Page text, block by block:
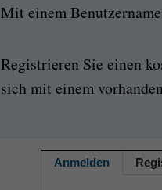
Mit einem
Registrieren Sie einen
sich mit einem
Anmelden